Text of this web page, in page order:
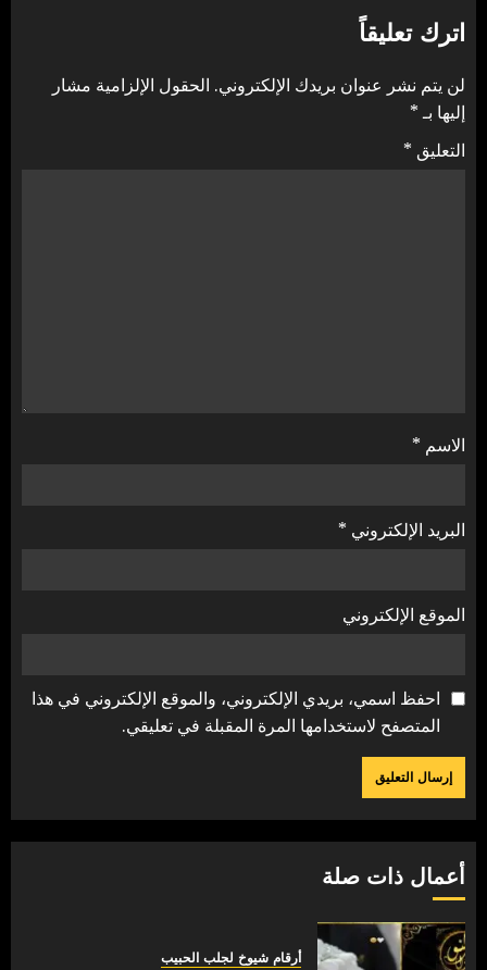
اترك تعليقاً
لن يتم نشر عنوان بريدك الإلكتروني. الحقول الإلزامية مشار
إليها بـ*
التعليق *
الاسم *
البريد الإلكتروني *
الموقع الإلكتروني
احفظ اسمي، بريدي الإلكتروني، والموقع الإلكتروني في هذا
المتصفح لاستخدامها المرة المقبلة في تعليقي.
أعمال ذات صلة
أرقام شيوخ لجلب الحبيب